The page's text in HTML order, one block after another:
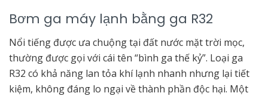
Bơm ga máy lạnh bằng ga R32
Nổi tiếng được ưa chuộng tại đất nước mặt trời mọc,
thường được gọi với cái tên “bình ga thế kỷ”. Loại ga
R32 có khả năng lan tỏa khí lạnh nhanh nhưng lại tiết
kiệm, không đáng lo ngại về thành phần độc hại. Một